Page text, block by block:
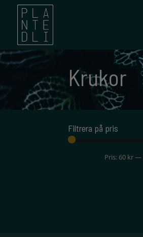
Krukor
Filtrera på pris
Pris: 60 kr—